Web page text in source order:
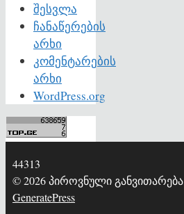
შესვლა
ჩანაწერების
არხი
კომენტარების
არხი
WordPress.org
44313
© 2026 პიროვნული განვითარება
GeneratePress